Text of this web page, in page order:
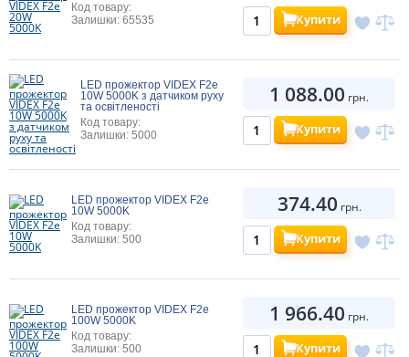
Код товару:
Залишки: 65535
Купити
LED прожектор VIDEX F2e
10W 5000K з датчиком руху
та освітленості
Код товару:
Залишки: 5000
1 088.00 грн.
Купити
LED прожектор VIDEX F2e
10W 5000K
Код товару:
Залишки: 500
374.40 грн.
Купити
LED прожектор VIDEX F2e
100W 5000K
Код товару:
Залишки: 500
1 966.40 грн.
Купити